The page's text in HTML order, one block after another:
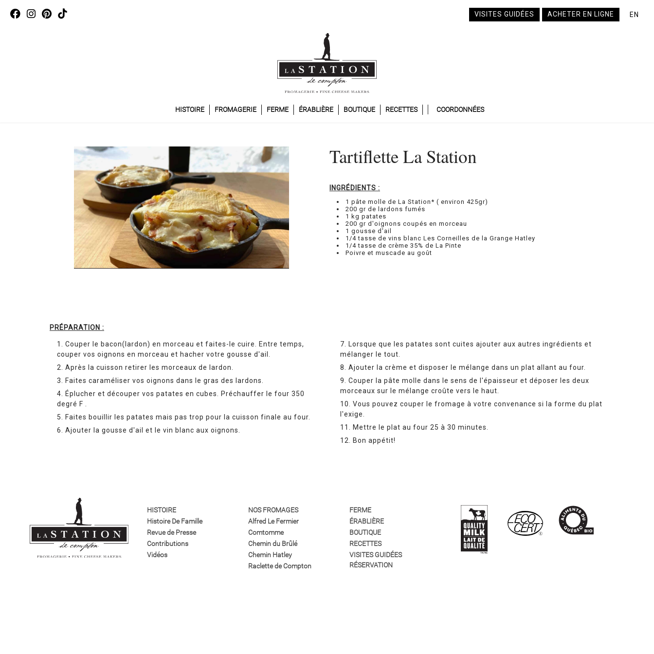
VISITES GUIDÉES ACHETER EN LIGNE EN
HISTOIRE FROMAGERIE FERME ÉRABLIÈRE BOUTIQUE RECETTES COORDONNÉES
Tartiflette La Station
INGRÉDIENTS :
1 pâte molle de La Station* ( environ 425gr)
200 gr de lardons fumés
1 kg patates
200 gr d'oignons coupés en morceau
1 gousse d'ail
1/4 tasse de vins blanc Les Corneilles de la Grange Hatley
1/4 tasse de crème 35% de La Pinte
Poivre et muscade au goût
PRÉPARATION :
Couper le bacon(lardon) en morceau et faites-le cuire. Entre temps,
couper vos oignons en morceau et hacher votre gousse d'ail.
Après la cuisson retirer les morceaux de lardon.
Faites caraméliser vos oignons dans le gras des lardons.
degré F .
Faites bouillir les patates mais pas trop pour la cuisson finale au four.
Ajouter la gousse d'ail et le vin blanc aux oignons.
mélanger le tout.
Ajouter la crème et disposer le mélange dans un plat allant au four.
Couper la pâte molle dans le sens de l'épaisseur et déposer les deux
morceaux sur le mélange croûte vers le haut.
Vous pouvez couper le fromage à votre convenance si la forme du plat
l'exige.
Mettre le plat au four 25 à 30 minutes.
Bon appétit!
HISTOIRE
Histoire De Famille
Revue de Presse
Contributions
Vidéos
NOS FROMAGES
Alfred Le Fermier
Comtomme
Chemin du Brûlé
Chemin Hatley
Raclette de Compton
FERME
ÉRABLIÈRE
BOUTIQUE
RECETTES
VISITES GUIDÉES
RÉSERVATION